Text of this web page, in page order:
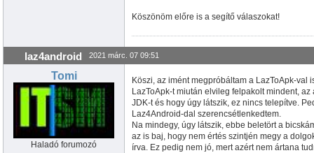
Köszönöm előre is a segítő válaszokat!
laz4android 2021 márc. 07 09:51
Tomi
Haladó forumozó
Köszi, az imént megpróbáltam a LazToApk-val
LazToApk-t miután elvileg felpakolt mindent,
JDK-t és hogy úgy látszik, ez nincs telepítve.
Laz4Android-dal szerencsétlenkedtem.
Na mindegy, úgy látszik, ebbe beletört a
az is baj, hogy nem értés szintjén megy a
írva. Ez pedig nem jó, mert azért nem ártana